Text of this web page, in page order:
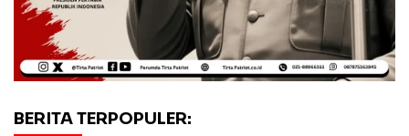
BERITA TERPOPULER: